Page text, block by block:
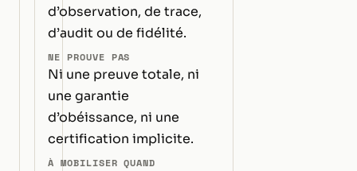
d’observation, de trace,
d’audit ou de fidélité.
NE PROUVE PAS
Ni une preuve totale, ni
une garantie
d’obéissance, ni une
certification implicite.
À MOBILISER QUAND